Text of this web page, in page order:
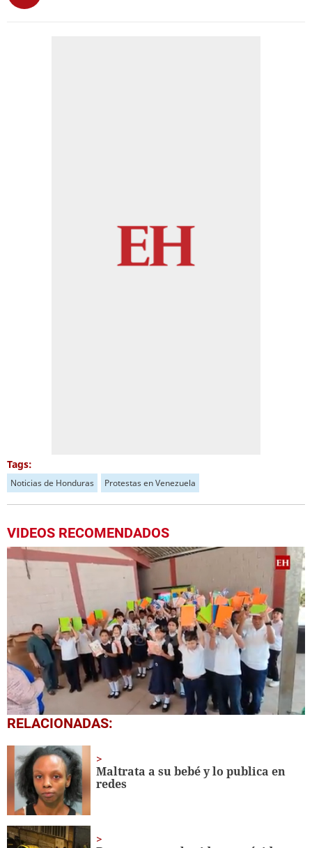
Tags:
Noticias de Honduras Protestas en Venezuela
VIDEOS RECOMENDADOS
0
seconds
minute,
56
seconds
RELACIONADAS:
Maltrata a su bebé y lo publica en
redes